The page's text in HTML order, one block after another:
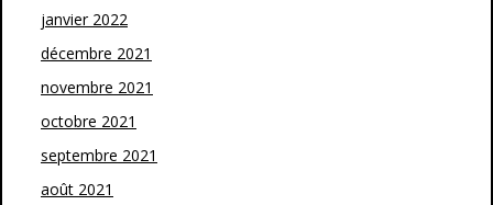
janvier 2022
décembre 2021
novembre 2021
octobre 2021
septembre 2021
août 2021